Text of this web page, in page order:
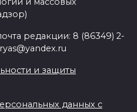
редакции: 8 (86349) 2-
и защиты
данных с